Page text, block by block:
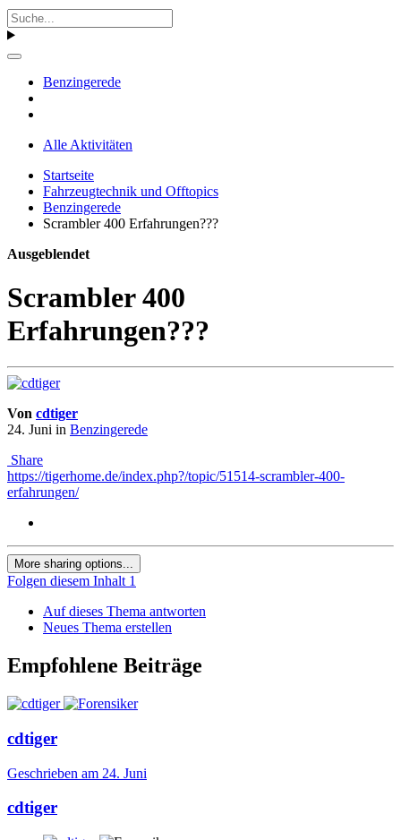
Benzingerede
Alle Aktivitäten
Startseite
Fahrzeugtechnik und Offtopics
Benzingerede
Scrambler 400 Erfahrungen???
Ausgeblendet
Scrambler 400
Erfahrungen???
Von cdtiger
24. Juni in Benzingerede
Share
https://tigerhome.de/index.php?/topic/51514-scrambler-400-
erfahrungen/
More sharing options...
Folgen diesem Inhalt 1
Auf dieses Thema antworten
Neues Thema erstellen
Empfohlene Beiträge
cdtiger
Geschrieben am 24. Juni
cdtiger